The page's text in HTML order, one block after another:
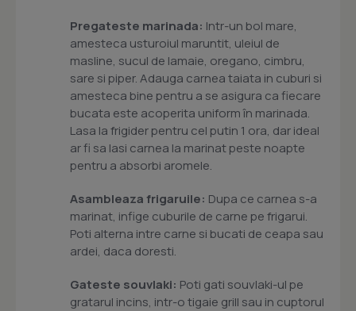
Pregateste marinada: Intr-un bol mare,
amesteca usturoiul maruntit, uleiul de
masline, sucul de lamaie, oregano, cimbru,
sare si piper. Adauga carnea taiata in cuburi si
amesteca bine pentru a se asigura ca fiecare
bucata este acoperita uniform în marinada.
Lasa la frigider pentru cel putin 1 ora, dar ideal
ar fi sa lasi carnea la marinat peste noapte
pentru a absorbi aromele.
Asambleaza frigaruile: Dupa ce carnea s-a
marinat, infige cuburile de carne pe frigarui.
Poti alterna intre carne si bucati de ceapa sau
ardei, daca doresti.
Gateste souvlaki: Poti gati souvlaki-ul pe
gratarul incins, intr-o tigaie grill sau in cuptorul